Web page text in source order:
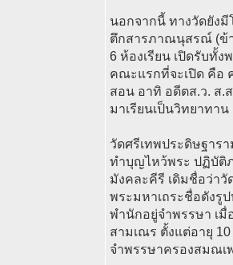
นอกจากนี้ ทางวัดยังมี
ตึกสารภาณนุสรณ์ (ข้
6 ห้องเรียน เปิดรับทั้
คณะแรกที่จะเปิด คือ
สอน อาทิ อดีตส.ว. ส.
มาเรียนเป็นวิทยาทาน
วัดศรีเทพประดิษฐาร
ทำบุญไหว้พระ ปฏิบัติภ
มังคละคีรี เดิมชื่อว่าวั
พระมหาเถระชื่อดังรู
พำนักอยู่จำพรรษา เ
สามเณร ตั้งแต่อายุ
จำพรรษาครองสมณเ